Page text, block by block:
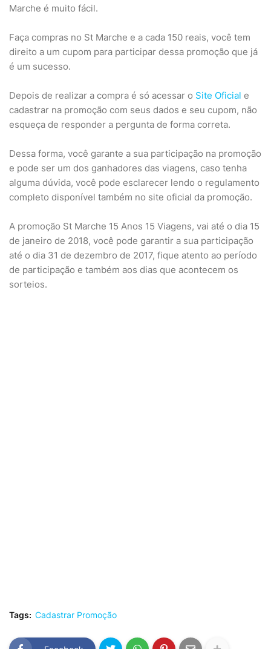
Marche é muito fácil.
Faça compras no St Marche e a cada 150 reais, você tem
direito a um cupom para participar dessa promoção que já
é um sucesso.
Depois de realizar a compra é só acessar o Site Oficial e
cadastrar na promoção com seus dados e seu cupom, não
esqueça de responder a pergunta de forma correta.
Dessa forma, você garante a sua participação na promoção
e pode ser um dos ganhadores das viagens, caso tenha
alguma dúvida, você pode esclarecer lendo o regulamento
completo disponível também no site oficial da promoção.
A promoção St Marche 15 Anos 15 Viagens, vai até o dia 15
de janeiro de 2018, você pode garantir a sua participação
até o dia 31 de dezembro de 2017, fique atento ao período
de participação e também aos dias que acontecem os
sorteios.
Tags: Cadastrar Promoção